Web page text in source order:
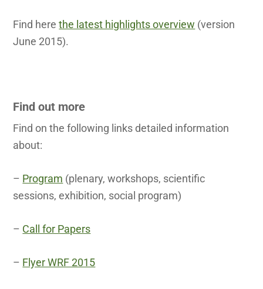
Find herethe latest highlights overview (version
June 2015).
Find out more
Find on the following links detailed information
about:
– Program (plenary, workshops, scientific
sessions, exhibition, social program)
– Call for Papers
– Flyer WRF 2015